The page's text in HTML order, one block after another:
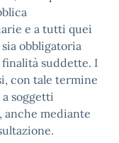
e a tutti quei
obbligatoria
finalità suddette. I
con tale termine
soggetti
mediante